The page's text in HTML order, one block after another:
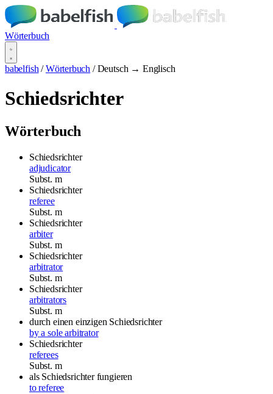
Wörterbuch
babelfish / Wörterbuch / Deutsch → Englisch
Schiedsrichter
Wörterbuch
Schiedsrichter
adjudicator
Subst. m
Schiedsrichter
referee
Subst. m
Schiedsrichter
arbiter
Subst. m
Schiedsrichter
arbitrator
Subst. m
Schiedsrichter
arbitrators
Subst. m
durch einen einzigen Schiedsrichter
by a sole arbitrator
Schiedsrichter
referees
Subst. m
als Schiedsrichter fungieren
to referee